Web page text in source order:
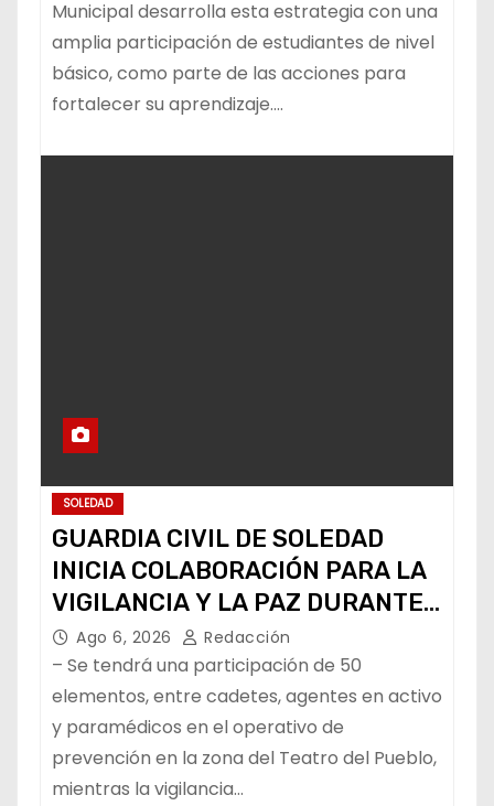
Municipal desarrolla esta estrategia con una
amplia participación de estudiantes de nivel
básico, como parte de las acciones para
fortalecer su aprendizaje.…
SOLEDAD
GUARDIA CIVIL DE SOLEDAD
INICIA COLABORACIÓN PARA LA
VIGILANCIA Y LA PAZ DURANTE
LA FENAPO
Ago 6, 2026 Redacción
– Se tendrá una participación de 50
elementos, entre cadetes, agentes en activo
y paramédicos en el operativo de
prevención en la zona del Teatro del Pueblo,
mientras la vigilancia…